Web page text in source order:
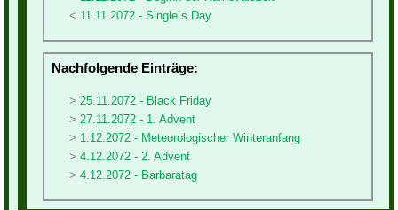
11.11.2072 - Single´s Day
Nachfolgende Einträge:
25.11.2072 - Black Friday
27.11.2072 - 1. Advent
1.12.2072 - Meteorologischer Winteranfang
4.12.2072 - 2. Advent
4.12.2072 - Barbaratag